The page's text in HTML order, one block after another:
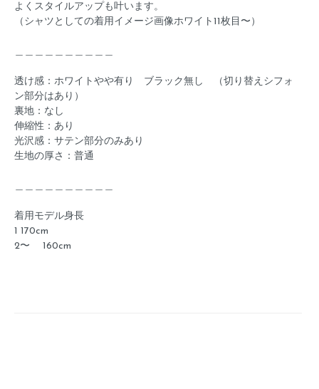
よくスタイルアップも叶います。
（シャツとしての着用イメージ画像ホワイト11枚目〜）
透け感：ホワイトやや有り ブラック無し （切り替えシフォ
ン部分はあり）
裏地：なし
伸縮性：あり
光沢感：サテン部分のみあり
生地の厚さ：普通
着用モデル身長
1 170cm
2〜 160cm